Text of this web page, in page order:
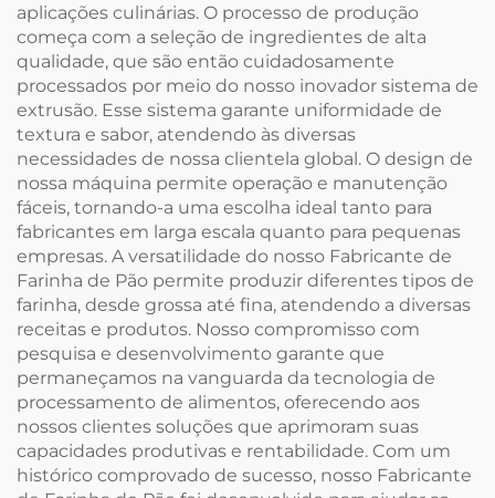
aplicações culinárias. O processo de produção
começa com a seleção de ingredientes de alta
qualidade, que são então cuidadosamente
processados por meio do nosso inovador sistema de
extrusão. Esse sistema garante uniformidade de
textura e sabor, atendendo às diversas
necessidades de nossa clientela global. O design de
nossa máquina permite operação e manutenção
fáceis, tornando-a uma escolha ideal tanto para
fabricantes em larga escala quanto para pequenas
empresas. A versatilidade do nosso Fabricante de
Farinha de Pão permite produzir diferentes tipos de
farinha, desde grossa até fina, atendendo a diversas
receitas e produtos. Nosso compromisso com
pesquisa e desenvolvimento garante que
permaneçamos na vanguarda da tecnologia de
processamento de alimentos, oferecendo aos
nossos clientes soluções que aprimoram suas
capacidades produtivas e rentabilidade. Com um
histórico comprovado de sucesso, nosso Fabricante